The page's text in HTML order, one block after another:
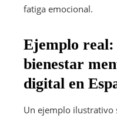
fatiga emocional.
Ejemplo real:
bienestar
digital en
Un ejemplo ilustrativo